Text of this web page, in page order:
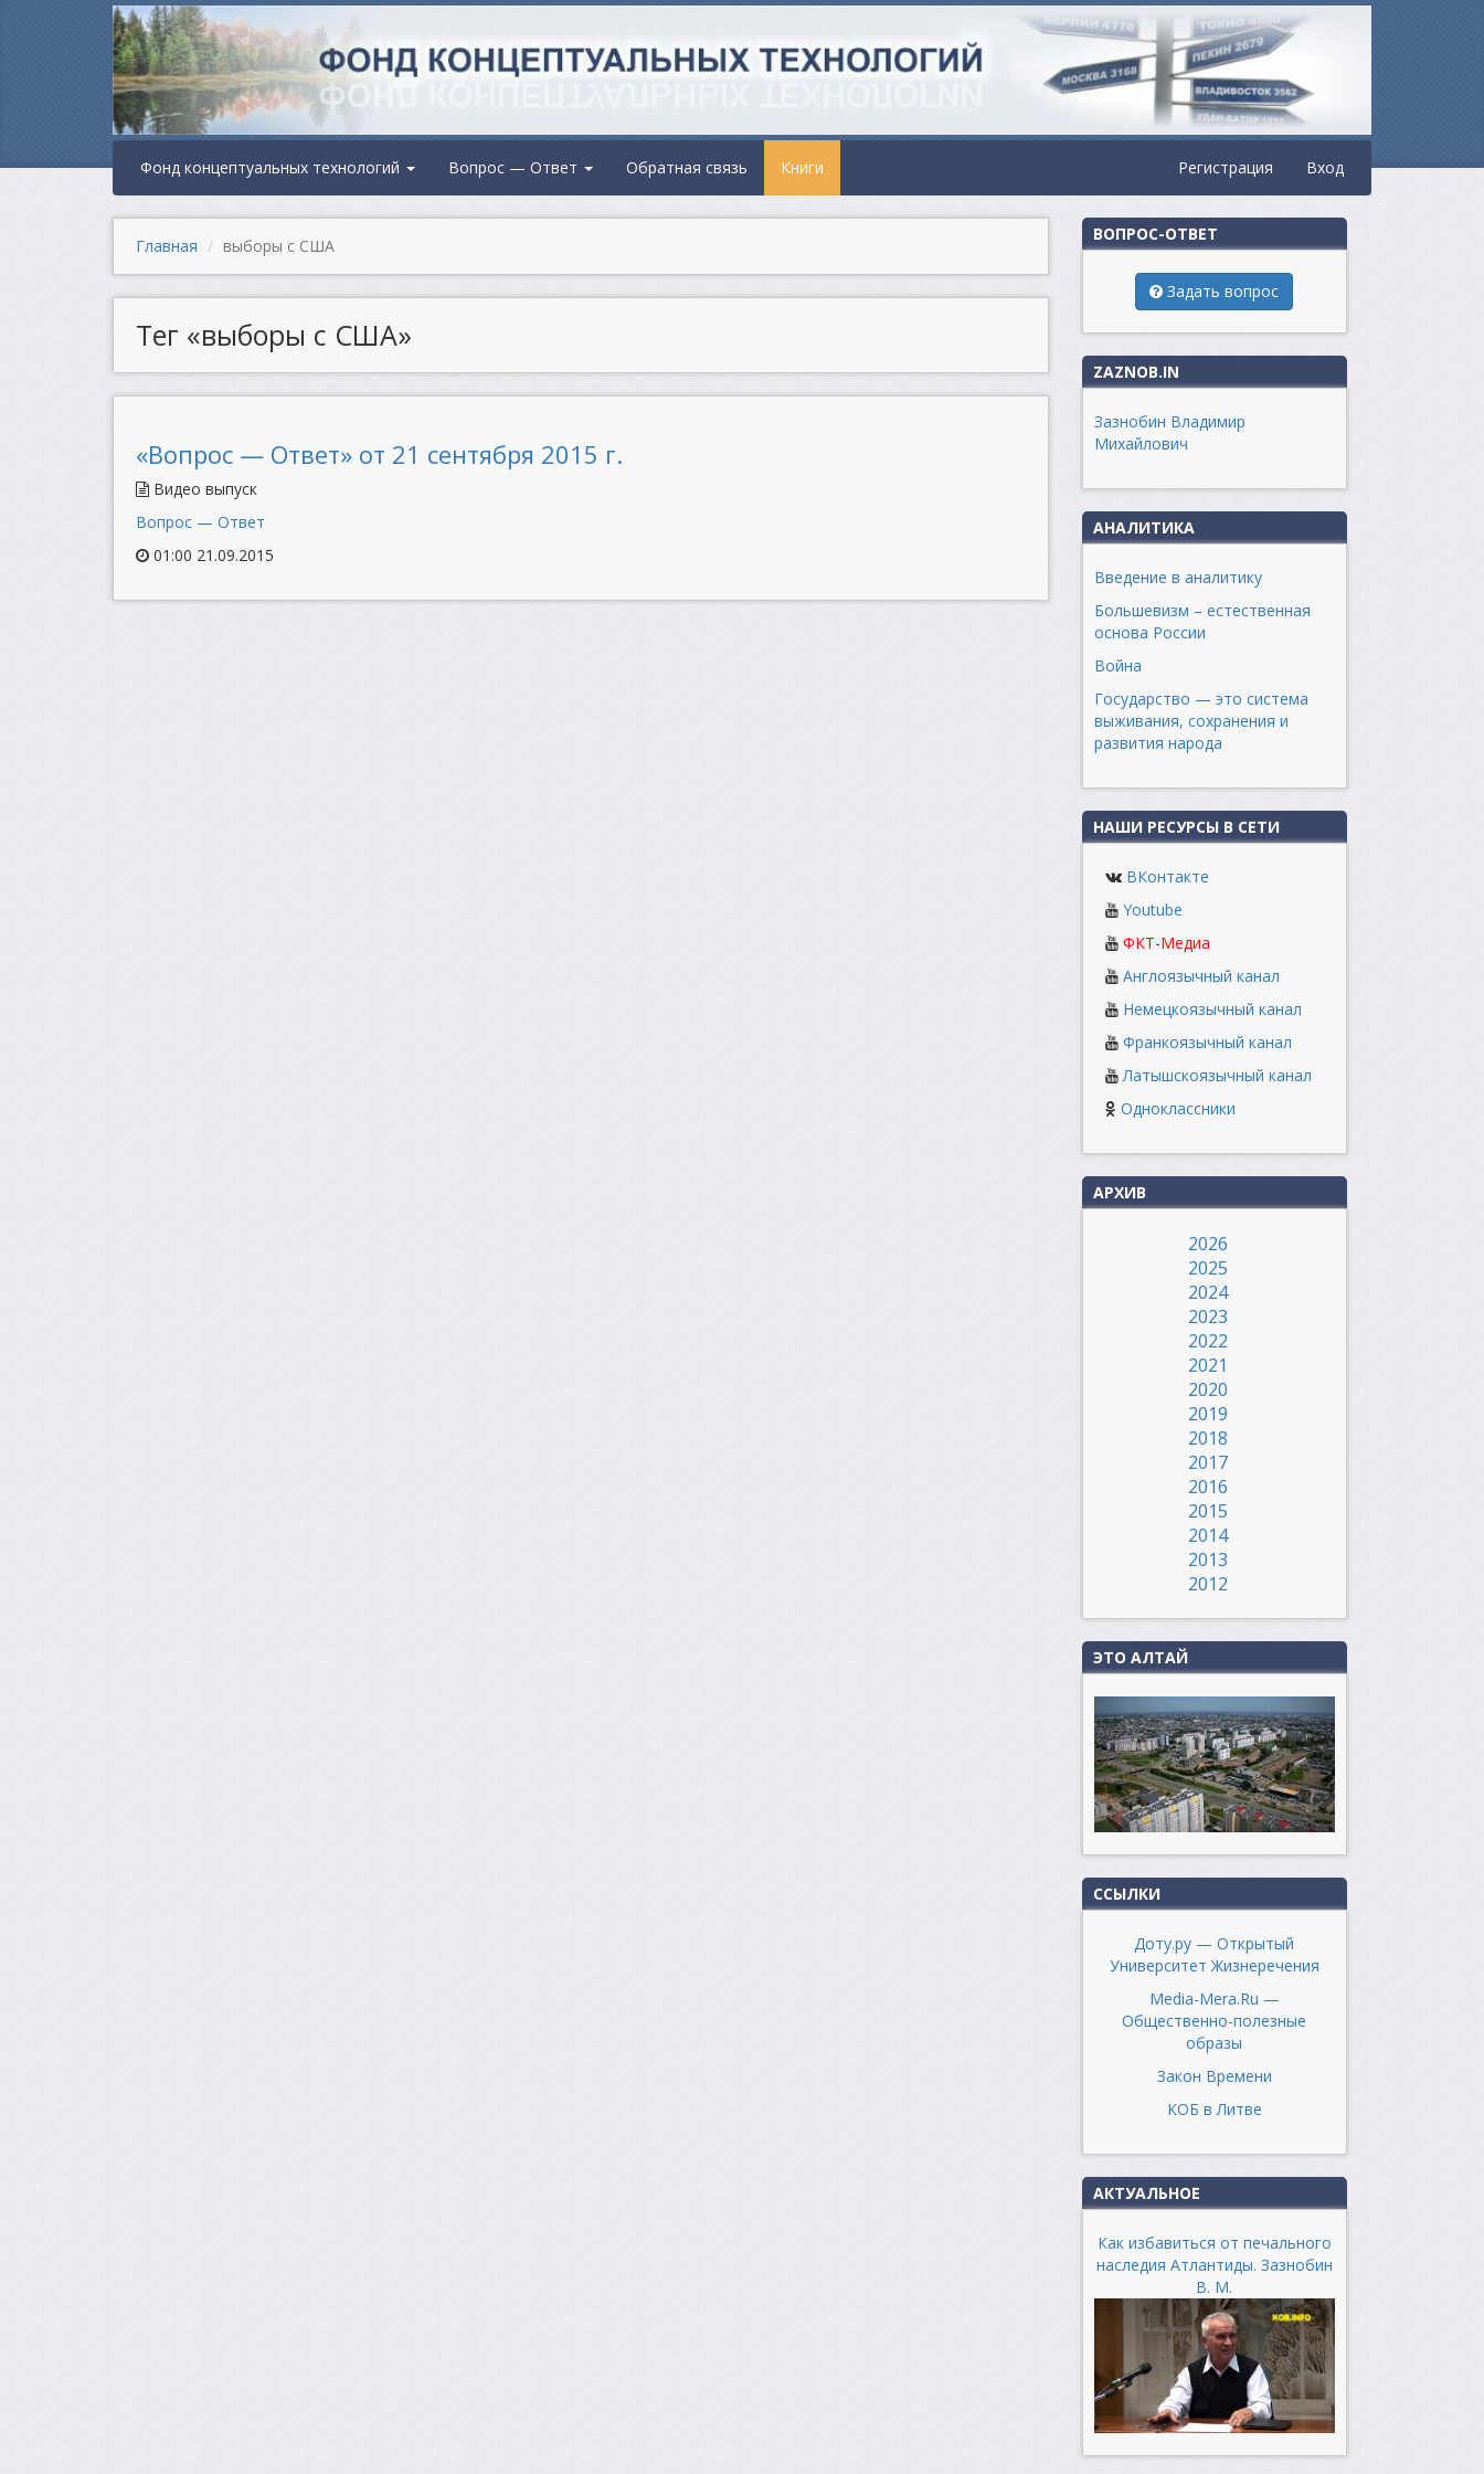
Фонд концептуальных технологий Вопрос — Ответ Обратная связь Книги Регистрация Вход
Главная выборы с США
Тег «выборы с США»
«Вопрос — Ответ» от 21 сентября 2015 г.
Видео выпуск
Вопрос — Ответ
01:00 21.09.2015
ВОПРОС-ОТВЕТ
Задать вопрос
ZAZNOB.IN
Зазнобин Владимир
Михайлович
АНАЛИТИКА
Введение в аналитику
Большевизм – естественная
основа России
Война
Государство — это система
выживания, сохранения и
развития народа
НАШИ РЕСУРСЫ В СЕТИ
ВКонтакте
Youtube
ФКТ-Медиа
Англоязычный канал
Немецкоязычный канал
Франкоязычный канал
Латышскоязычный канал
Одноклассники
АРХИВ
2026
2025
2024
2023
2022
2021
2020
2019
2018
2017
2016
2015
2014
2013
2012
ЭТО АЛТАЙ
ССЫЛКИ
Доту.ру — Открытый
Университет Жизнеречения
Media-Mera.Ru —
Общественно-полезные
образы
Закон Времени
КОБ в Литве
АКТУАЛЬНОЕ
Как избавиться от печального
наследия Атлантиды. Зазнобин
В. М.